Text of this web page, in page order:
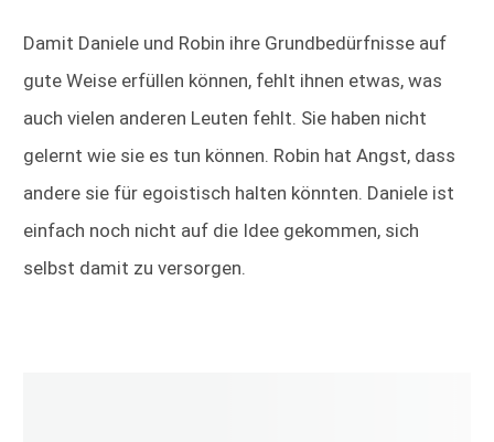
Damit Daniele und Robin ihre Grundbedürfnisse auf
gute Weise erfüllen können, fehlt ihnen etwas, was
auch vielen anderen Leuten fehlt. Sie haben nicht
gelernt wie sie es tun können. Robin hat Angst, dass
andere sie für egoistisch halten könnten. Daniele ist
einfach noch nicht auf die Idee gekommen, sich
selbst damit zu versorgen.